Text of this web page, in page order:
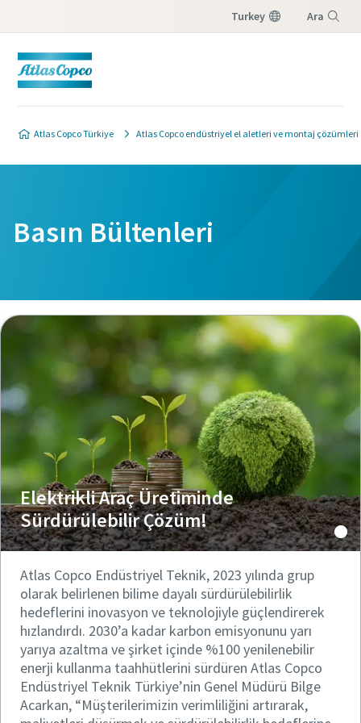
Turkey Ara
Atlas Copco Türkiye Atlas Copco endüstriyel el aletleri ve montaj çözümleri
Basın Bültenleri
Elektrikli Araç Üretiminde
Sürdürülebilir Çözüm!
Atlas Copco Endüstriyel Teknik, 2023 yılında grup
olarak belirlenen bilime dayalı sürdürülebilirlik
hedeflerini inovasyon ve teknolojiyle güçlendirerek
hızlandırdı. 2030’a kadar karbon emisyonunu yarı
yarıya azaltma ve şirket içinde %100 yenilenebilir
enerji kullanma taahhütlerini sürdüren Atlas Copco
Endüstriyel Teknik Türkiye’nin Genel Müdürü Bilge
Acarkan, “Müşterilerimizin verimliliğini artırarak,